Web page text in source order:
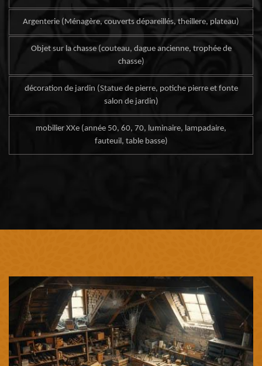
Argenterie (Ménagère, couverts dépareillés, theillere, plateau)
Objet sur la chasse (couteau, dague ancienne, trophée de
chasse)
décoration de jardin (Statue de pierre, potiche pierre et fonte
salon de jardin)
mobilier XXe (année 50, 60, 70, luminaire, lampadaire,
fauteuil, table basse)